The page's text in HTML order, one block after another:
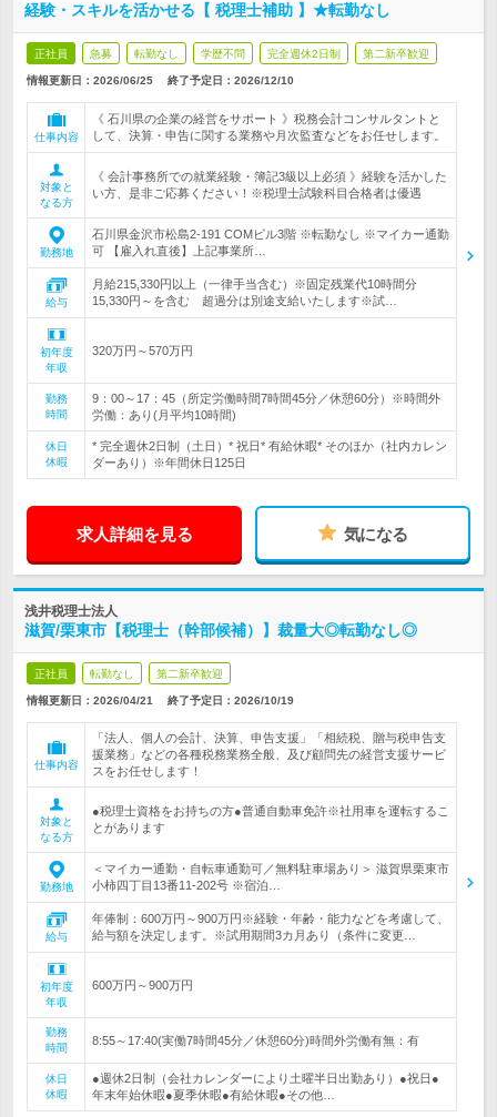
経験・スキルを活かせる【 税理士補助 】★転勤なし
正社員 急募 転勤なし 学歴不問 完全週休2日制 第二新卒歓迎
情報更新日：2026/06/25 終了予定日： 2026/12/10
仕事内容
《 石川県の企業の経営をサポート 》税務会計コンサルタントと
して、決算・申告に関する業務や月次監査などをお任せします。
対象と
なる方
《 会計事務所での就業経験・簿記3級以上必須 》経験を活かした
い方、是非ご応募ください！※税理士試験科目合格者は優遇
勤務地
石川県金沢市松島2-191 COMビル3階 ※転勤なし ※マイカー通勤
可 【雇入れ直後】上記事業所…
給与
月給215,330円以上（一律手当含む）※固定残業代10時間分
15,330円～を含む 超過分は別途支給いたします※試…
初年度
年収
320万円～570万円
勤務
時間
9：00～17：45（所定労働時間7時間45分／休憩60分）※時間外
労働：あり(月平均10時間)
休日
休暇
* 完全週休2日制（土日）* 祝日* 有給休暇* そのほか（社内カレン
ダーあり）※年間休日125日
求人詳細を見る 気になる
浅井税理士法人
滋賀/栗東市【税理士（幹部候補）】裁量大◎転勤なし◎
正社員 転勤なし 第二新卒歓迎
情報更新日：2026/04/21 終了予定日： 2026/10/19
仕事内容
「法人、個人の会計、決算、申告支援」「相続税、贈与税申告支
援業務」などの各種税務業務全般、及び顧問先の経営支援サービ
スをお任せします！
対象と
なる方
●税理士資格をお持ちの方●普通自動車免許※社用車を運転するこ
とがあります
勤務地
＜マイカー通勤・自転車通勤可／無料駐車場あり＞ 滋賀県栗東市
小柿四丁目13番11-202号 ※宿泊…
給与
年俸制：600万円～900万円※経験・年齢・能力などを考慮して、
給与額を決定します。※試用期間3カ月あり（条件に変更…
初年度
年収
600万円～900万円
勤務
時間
8:55～17:40(実働7時間45分／休憩60分)時間外労働有無：有
休日
休暇
●週休2日制（会社カレンダーにより土曜半日出勤あり）●祝日●
年末年始休暇●夏季休暇●有給休暇●その他…